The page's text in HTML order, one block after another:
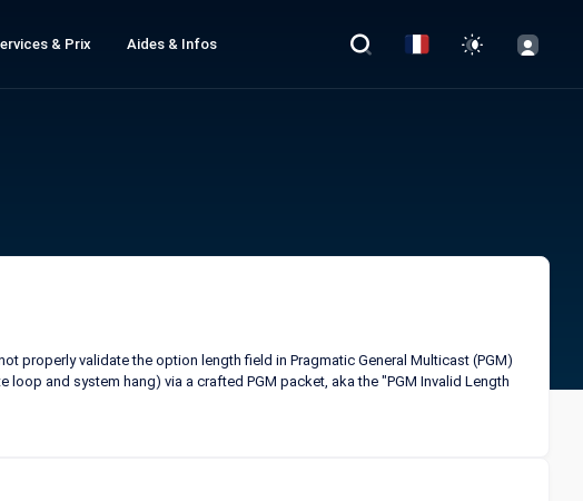
& Prix Aides & Infos
properly validate the option length field in Pragmatic General Multicast (PGM)
and system hang) via a crafted PGM packet, aka the "PGM Invalid Length